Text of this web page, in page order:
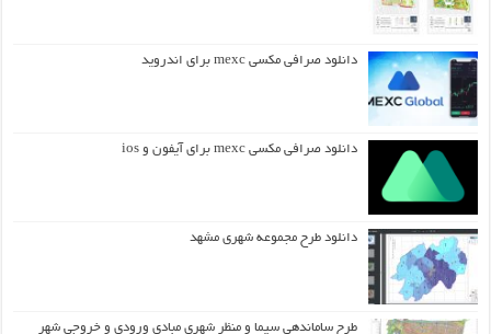
دانلود صرافی مکسی mexc برای اندروید
دانلود صرافی مکسی mexc برای آیفون و ios
دانلود طرح مجموعه شهری مشهد
طرح ساماندهی سیما و منظر شهری مبادی ورودی و خروجی شهر